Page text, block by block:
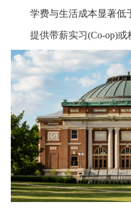
学费与生活成本显著低
提供带薪实习(Co-op)或